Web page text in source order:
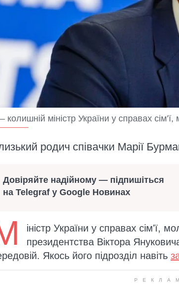
міністр України у справах
родич співачки Марії
Довіряйте надійному — підпишіться
на Telegraf у Google Новинах
іністр України у справах сім'ї,
президентства Віктора
Якось його підрозділ навіть